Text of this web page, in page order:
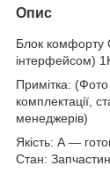
Опис
Блок комфорту
інтерфейсом)
Примітка: (Фото
комплектації,
менеджерів)
Якість: А —
Стан: